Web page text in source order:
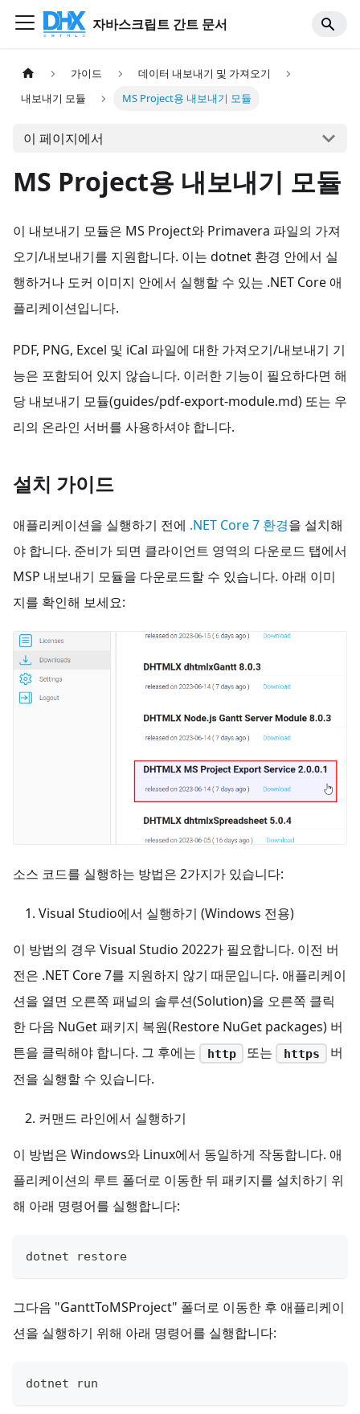
자바스크립트 간트 문서
가이드
데이터 내보내기 및 가져오기
내보내기 모듈
MS Project용 내보내기 모듈
이 페이지에서
MS Project용 내보내기 모듈
이 내보내기 모듈은 MS Project와 Primavera 파일의 가져
오기/내보내기를 지원합니다. 이는 dotnet 환경 안에서 실
행하거나 도커 이미지 안에서 실행할 수 있는 .NET Core 애
플리케이션입니다.
PDF, PNG, Excel 및 iCal 파일에 대한 가져오기/내보내기 기
능은 포함되어 있지 않습니다. 이러한 기능이 필요하다면 해
당 내보내기 모듈(guides/pdf-export-module.md) 또는 우
리의 온라인 서버를 사용하셔야 합니다.
설치 가이드
애플리케이션을 실행하기 전에 .NET Core 7 환경을 설치해
야 합니다. 준비가 되면 클라이언트 영역의 다운로드 탭에서
MSP 내보내기 모듈을 다운로드할 수 있습니다. 아래 이미
지를 확인해 보세요:
소스 코드를 실행하는 방법은 2가지가 있습니다:
Visual Studio에서 실행하기 (Windows 전용)
이 방법의 경우 Visual Studio 2022가 필요합니다. 이전 버
전은 .NET Core 7를 지원하지 않기 때문입니다. 애플리케이
션을 열면 오른쪽 패널의 솔루션(Solution)을 오른쪽 클릭
한 다음 NuGet 패키지 복원(Restore NuGet packages) 버
튼을 클릭해야 합니다. 그 후에는
http 또는 https
버
전을 실행할 수 있습니다.
커맨드 라인에서 실행하기
이 방법은 Windows와 Linux에서 동일하게 작동합니다. 애
플리케이션의 루트 폴더로 이동한 뒤 패키지를 설치하기 위
해 아래 명령어를 실행합니다:
dotnet restore
그다음 "GanttToMSProject" 폴더로 이동한 후 애플리케이
션을 실행하기 위해 아래 명령어를 실행합니다:
dotnet run